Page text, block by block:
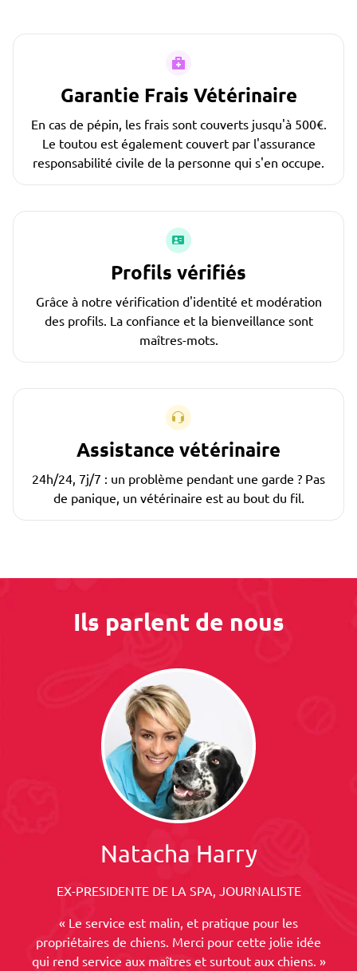
Garantie Frais Vétérinaire
En cas de pépin, les frais sont couverts jusqu'à 500€.
Le toutou est également couvert par l'assurance
responsabilité civile de la personne qui s'en occupe.
Profils vérifiés
Grâce à notre vérification d'identité et modération
des profils. La confiance et la bienveillance sont
maîtres-mots.
Assistance vétérinaire
24h/24, 7j/7 : un problème pendant une garde ? Pas
de panique, un vétérinaire est au bout du fil.
Ils parlent de nous
Natacha Harry
EX-PRESIDENTE DE LA SPA, JOURNALISTE
« Le service est malin, et pratique pour les
propriétaires de chiens. Merci pour cette jolie idée
qui rend service aux maîtres et surtout aux chiens. »